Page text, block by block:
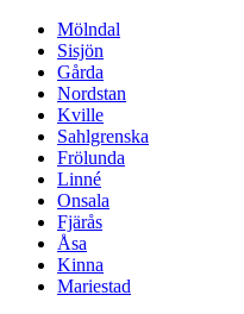
Mölndal
Sisjön
Gårda
Nordstan
Kville
Sahlgrenska
Frölunda
Linné
Onsala
Fjärås
Åsa
Kinna
Mariestad